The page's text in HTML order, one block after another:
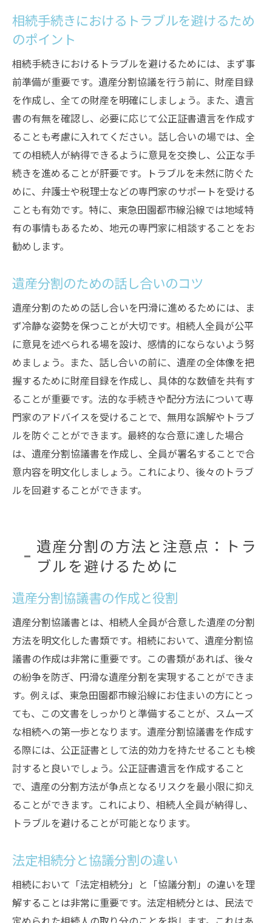
相続手続きにおけるトラブルを避けるため
のポイント
相続手続きにおけるトラブルを避けるためには、まず事
前準備が重要です。遺産分割協議を行う前に、財産目録
を作成し、全ての財産を明確にしましょう。また、遺言
書の有無を確認し、必要に応じて公正証書遺言を作成す
ることも考慮に入れてください。話し合いの場では、全
ての相続人が納得できるように意見を交換し、公正な手
続きを進めることが肝要です。トラブルを未然に防ぐた
めに、弁護士や税理士などの専門家のサポートを受ける
ことも有効です。特に、東急田園都市線沿線では地域特
有の事情もあるため、地元の専門家に相談することをお
勧めします。
遺産分割のための話し合いのコツ
遺産分割のための話し合いを円滑に進めるためには、ま
ず冷静な姿勢を保つことが大切です。相続人全員が公平
に意見を述べられる場を設け、感情的にならないよう努
めましょう。また、話し合いの前に、遺産の全体像を把
握するために財産目録を作成し、具体的な数値を共有す
ることが重要です。法的な手続きや配分方法について専
門家のアドバイスを受けることで、無用な誤解やトラブ
ルを防ぐことができます。最終的な合意に達した場合
は、遺産分割協議書を作成し、全員が署名することで合
意内容を明文化しましょう。これにより、後々のトラブ
ルを回避することができます。
遺産分割の方法と注意点：トラ
ブルを避けるために
遺産分割協議書の作成と役割
遺産分割協議書とは、相続人全員が合意した遺産の分割
方法を明文化した書類です。相続において、遺産分割協
議書の作成は非常に重要です。この書類があれば、後々
の紛争を防ぎ、円滑な遺産分割を実現することができま
す。例えば、東急田園都市線沿線にお住まいの方にとっ
ても、この文書をしっかりと準備することが、スムーズ
な相続への第一歩となります。遺産分割協議書を作成す
る際には、公正証書として法的効力を持たせることも検
討すると良いでしょう。公正証書遺言を作成すること
で、遺産の分割方法が争点となるリスクを最小限に抑え
ることができます。これにより、相続人全員が納得し、
トラブルを避けることが可能となります。
法定相続分と協議分割の違い
相続において「法定相続分」と「協議分割」の違いを理
解することは非常に重要です。法定相続分とは、民法で